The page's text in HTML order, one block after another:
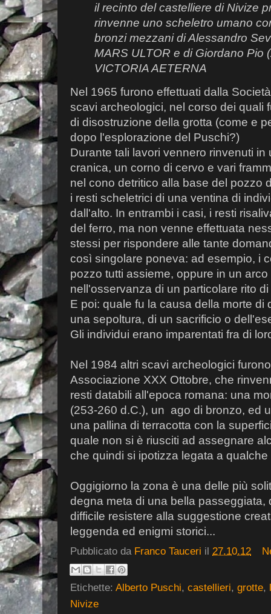
il recinto del castelliere di Nivize
rinvenne uno scheletro umano
bronzi mezzani di Alessandro
MARS ULTOR e di Giordano Pio
VICTORIA AETERNA
Nel 1965 furono effettuati dalla
scavi archeologici, nel corso dei quali
di disostruzione della grotta (come e
dopo l'esplorazione del Puschi?)
Durante tali lavori vennero rinvenuti
cranica, un corno di cervo e vari
nel cono detritico alla base del pozzo
i resti scheletrici di una ventina di
dall'alto. In entrambi i casi, i resti
del ferro, ma non venne effettuata
stessi per rispondere alle tante
così singolare poneva: ad esempio, i
pozzo tutti assieme, oppure in un
nell'osservanza di un particolare rito
E poi: quale fu la causa della morte di
una sepoltura, di un sacrificio o
Gli individui erano imparentati fra di
Nel 1984 altri scavi archeologici
Associazione XXX Ottobre, che
resti databili all'epoca romana: una
(253-260 d.C.), un ago di bronzo, ed
una pallina di terracotta con la
quale non si è riusciti ad assegnare
che quindi si ipotizza legata a
Oggigiorno la zona è una delle più
degna meta di una bella passeggiata,
difficile resistere alla suggestione
leggenda ed enigmi storici...
Pubblicato da Franco Tauceri il 27.10.12
Etichette: Alberto Puschi, castellieri, grotte,
Nivize